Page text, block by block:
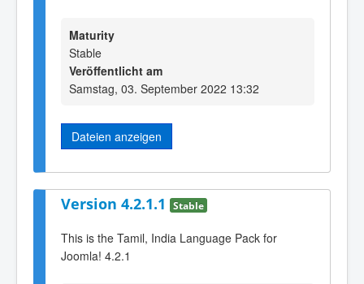
Maturity
Stable
Veröffentlicht am
Samstag, 03. September 2022 13:32
Dateien anzeigen
Version 4.2.1.1 Stable
This is the Tamil, India Language Pack for
Joomla! 4.2.1